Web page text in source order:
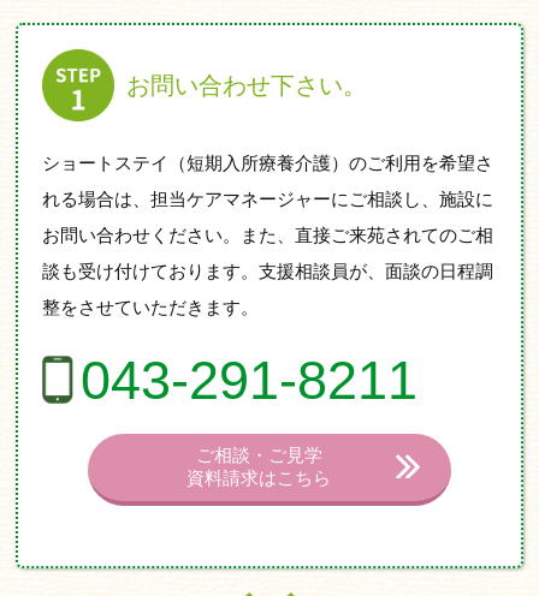
お問い合わせ下さい。
ショートステイ（短期入所療養介護）のご利用を希望さ
れる場合は、担当ケアマネージャーにご相談し、施設に
お問い合わせください。また、直接ご来苑されてのご相
談も受け付けております。支援相談員が、面談の日程調
整をさせていただきます。
043-291-8211
ご相談・ご見学
資料請求はこちら